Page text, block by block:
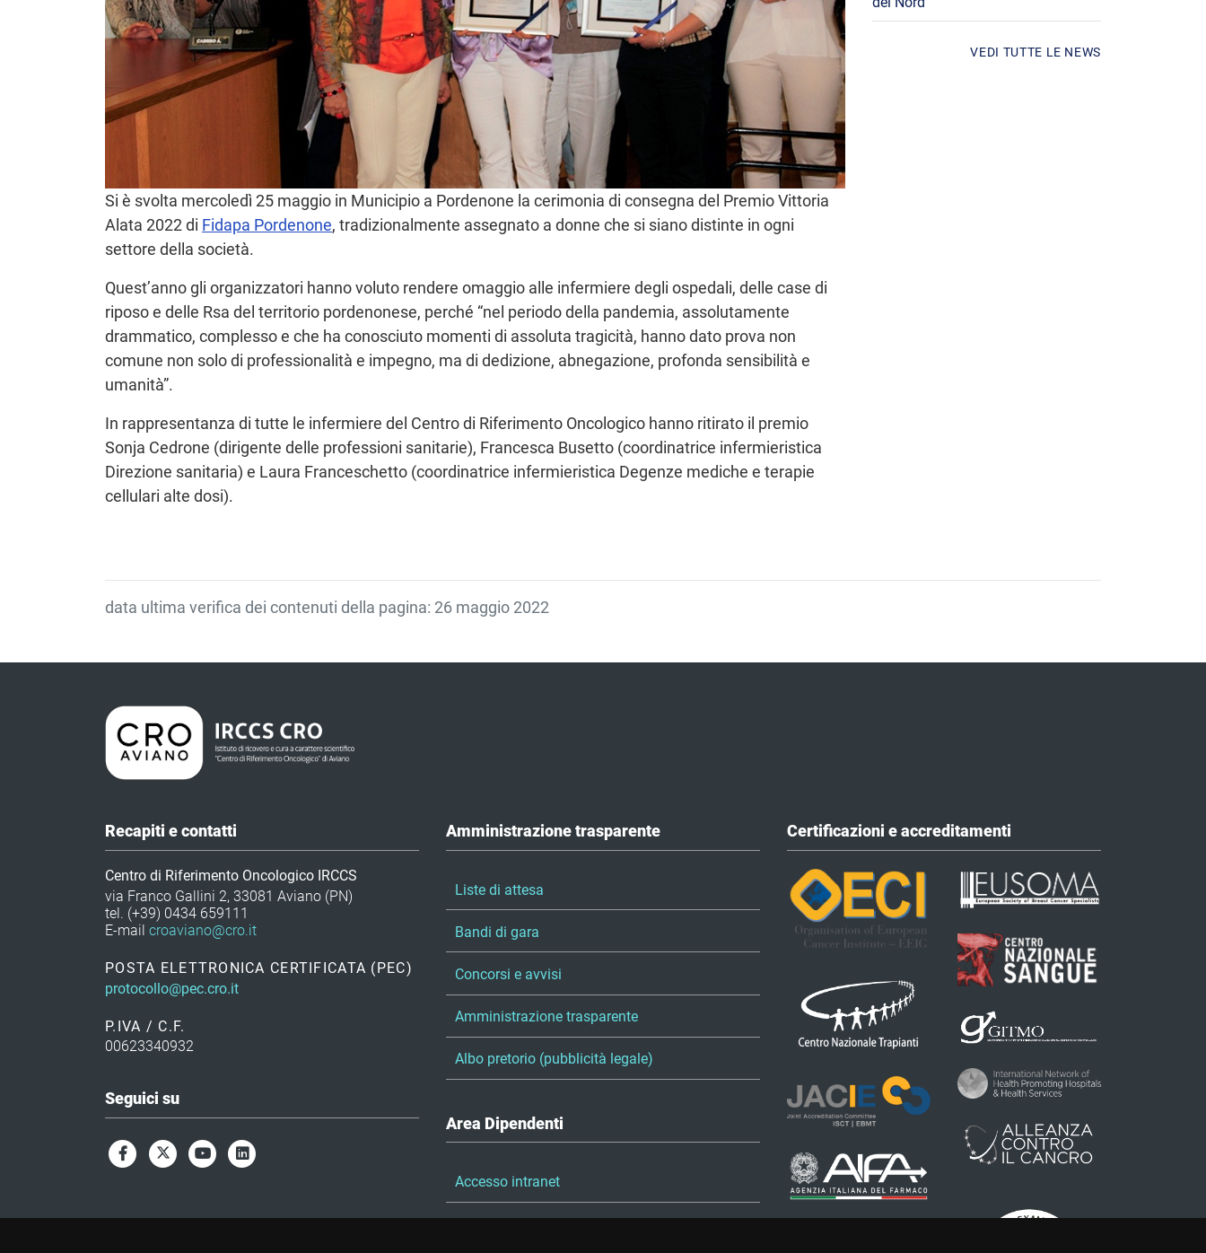
Si è svolta mercoledì 25 maggio in Municipio a Pordenone la cerimonia di consegna del Premio Vittoria
Alata 2022 di Fidapa Pordenone, tradizionalmente assegnato a donne che si siano distinte in ogni
settore della società.
Quest’anno gli organizzatori hanno voluto rendere omaggio alle infermiere degli ospedali, delle case di
riposo e delle Rsa del territorio pordenonese, perché “nel periodo della pandemia, assolutamente
drammatico, complesso e che ha conosciuto momenti di assoluta tragicità, hanno dato prova non
comune non solo di professionalità e impegno, ma di dedizione, abnegazione, profonda sensibilità e
umanità”.
In rappresentanza di tutte le infermiere del Centro di Riferimento Oncologico hanno ritirato il premio
Sonja Cedrone (dirigente delle professioni sanitarie), Francesca Busetto (coordinatrice infermieristica
Direzione sanitaria) e Laura Franceschetto (coordinatrice infermieristica Degenze mediche e terapie
cellulari alte dosi).
VEDI TUTTE LE NEWS
data ultima verifica dei contenuti della pagina: 26 maggio 2022
Recapiti e contatti
Centro di Riferimento Oncologico IRCCS
via Franco Gallini 2, 33081 Aviano (PN)
tel. (+39) 0434 659111
E-mail croaviano@cro.it
POSTA ELETTRONICA CERTIFICATA (PEC)
protocollo@pec.cro.it
P.IVA / C.F.
00623340932
Seguici su
Amministrazione trasparente
Liste di attesa
Bandi di gara
Concorsi e avvisi
Amministrazione trasparente
Albo pretorio (pubblicità legale)
Area Dipendenti
Accesso intranet
Certificazioni e accreditamenti